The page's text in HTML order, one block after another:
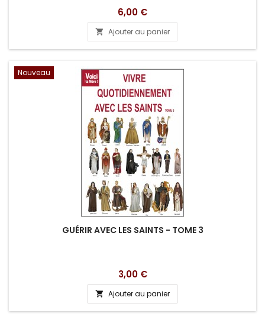
Prix
6,00 €
 Ajouter au panier
Nouveau
GUÉRIR AVEC LES SAINTS - TOME 3
Prix
3,00 €
 Ajouter au panier